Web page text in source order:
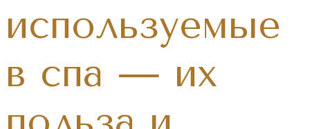
используемые
в спа — их